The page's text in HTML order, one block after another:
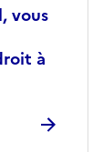
vous
à